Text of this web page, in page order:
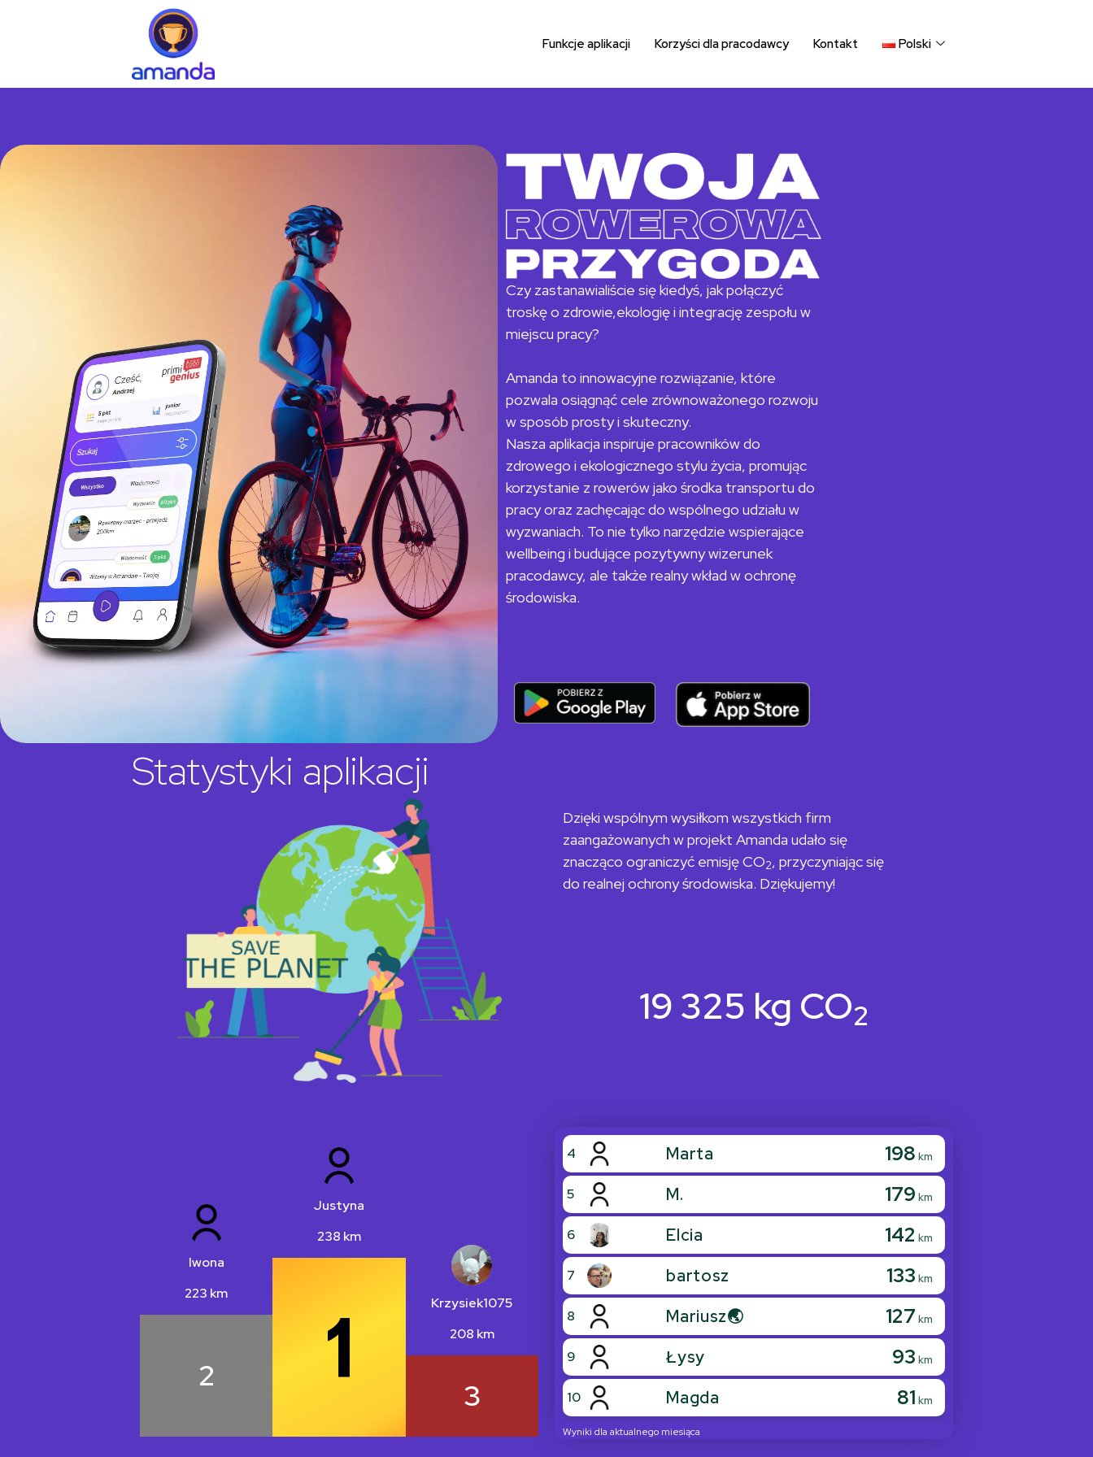
Funkcje aplikacji​ Korzyści dla pracodawcy​ Kontakt Polski
Czy zastanawialiście się kiedyś, jak połączyć
troskę o zdrowie,ekologię i integrację zespołu w
miejscu pracy?
Amanda to innowacyjne rozwiązanie, które
pozwala osiągnąć cele zrównoważonego rozwoju
w sposób prosty i skuteczny.
Nasza aplikacja inspiruje pracowników do
zdrowego i ekologicznego stylu życia, promując
korzystanie z rowerów jako środka transportu do
pracy oraz zachęcając do wspólnego udziału w
wyzwaniach. To nie tylko narzędzie wspierające
wellbeing i budujące pozytywnywizerunek
pracodawcy, ale także realny wkład w ochronę
środowiska.
Statystyki aplikacji
Dzięki wspólnym wysiłkom wszystkich firm
zaangażowanych w projekt Amanda udało się
znacząco ograniczyć emisję CO2, przyczyniając się
do realnej ochrony środowiska. Dziękujemy!
19 325 kg CO2
Iwona
223 km
2
Justyna
238 km
Krzysiek1075
208 km
3
4 Marta 198 km
5 M. 179 km
6 Elcia 142 km
7 bartosz 133 km
8 Mariusz🌏 127 km
9 Łysy 93 km
10 Magda 81 km
Wyniki dla aktualnego miesiąca